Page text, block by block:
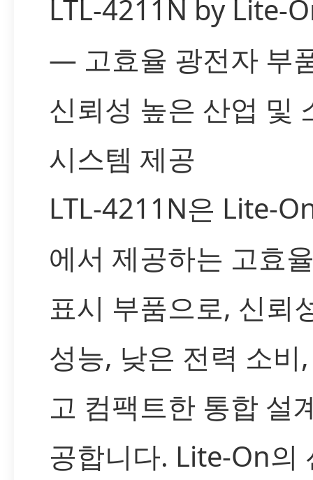
LTL-4211N by Lite-
— 고효율 광전자 부
신뢰성 높은 산업 및
시스템 제공
LTL-4211N은 Lite-
에서 제공하는 고효
표시 부품으로, 신뢰
성능, 낮은 전력 소비
고 컴팩트한 통합 설
공합니다. Lite-On의